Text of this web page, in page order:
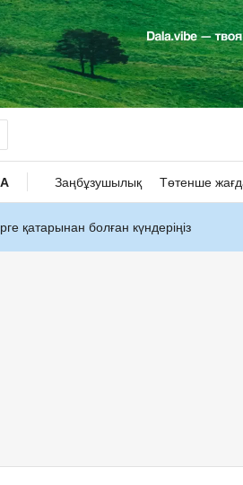
Заңбұзушылық Төтенше
қатарынан болған күндеріңіз